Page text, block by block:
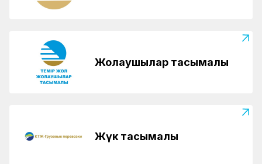
Жолаушылар тасымалы
Жүк тасымалы